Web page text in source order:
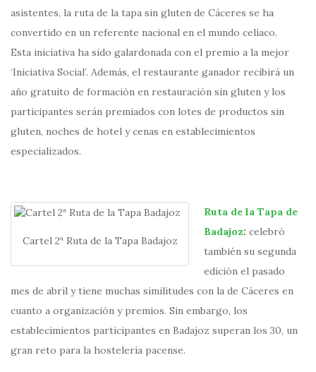
asistentes, la ruta de la tapa sin gluten de Cáceres se ha
convertido en un referente nacional en el mundo celíaco.
Esta iniciativa ha sido galardonada con el premio a la mejor
‘Iniciativa Social’. Además, el restaurante ganador recibirá un
año gratuito de formación en restauración sin gluten y los
participantes serán premiados con lotes de productos sin
gluten, noches de hotel y cenas en establecimientos
especializados.
Cartel 2ª Ruta de la Tapa Badajoz
Ruta de la Tapa de
Badajoz: celebró
también su segunda
edición el pasado
mes de abril y tiene muchas similitudes con la de Cáceres en
cuanto a organización y premios. Sin embargo, los
establecimientos participantes en Badajoz superan los 30, un
gran reto para la hostelería pacense.